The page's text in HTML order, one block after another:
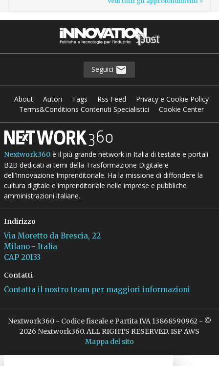
Seguici
About Autori Tags Rss Feed
Privacy e Cookie Policy
Terms&Conditions Contenuti Specialistici
Cookie Center
Nextwork360è il più grande network in Italia di testate e portali
B2B dedicati ai temi della Trasformazione Digitale e
dell’Innovazione Imprenditoriale. Ha la missione di diffondere la
cultura digitale e imprenditoriale nelle imprese e pubbliche
amministrazioni italiane.
Indirizzo
Via Moretto da Brescia, 22
Milano - Italia
CAP 20133
Contatti
Contatta il nostro team per maggiori informazioni
Nextwork360 - Codice fiscale e Partita IVA 13868590962 - ©
2026 Nextwork360. ALL RIGHTS RESERVED. ISP AWS
Mappa del sito